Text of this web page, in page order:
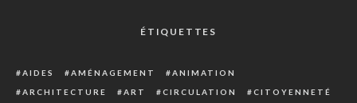
ÉTIQUETTES
AIDES AMÉNAGEMENT
ANIMATION
ARCHITECTURE
ART CIRCULATION
CITOYENNETÉ